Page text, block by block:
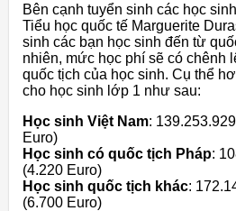
Bên cạnh tuyển sinh các học
Tiểu học quốc tế Marguerite
sinh các bạn học sinh đến từ
nhiên, mức học phí sẽ có chênh
quốc tịch của học sinh. Cụ thể
cho học sinh lớp 1 như sau:
Học sinh Việt Nam:
Euro)
Học sinh có quốc tịch Pháp:
(4.220 Euro)
Học sinh quốc tịch khác:
(6.700 Euro)